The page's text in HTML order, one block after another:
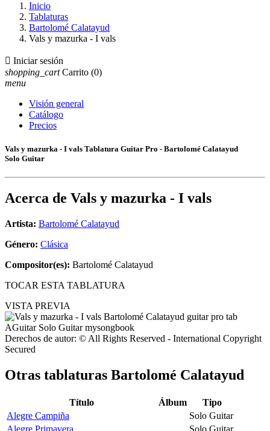
Inicio
Tablaturas
Bartolomé Calatayud
Vals y mazurka - I vals
 Iniciar sesión
shopping_cart Carrito (0)
menu
Visión general
Catálogo
Precios
Vals y mazurka - I vals Tablatura Guitar Pro - Bartolomé Calatayud
Solo Guitar
Acerca de Vals y mazurka - I vals
Artista: Bartolomé Calatayud
Género: Clásica
Compositor(es): Bartolomé Calatayud
TOCAR ESTA TABLATURA
VISTA PREVIA
Derechos de autor: © All Rights Reserved - International Copyright
Secured
Otras tablaturas Bartolomé Calatayud
Título Álbum
Tipo
Alegre Campiña
Solo Guitar
Alegre Primavera
Solo Guitar